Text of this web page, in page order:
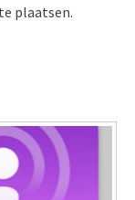
plaatsen.